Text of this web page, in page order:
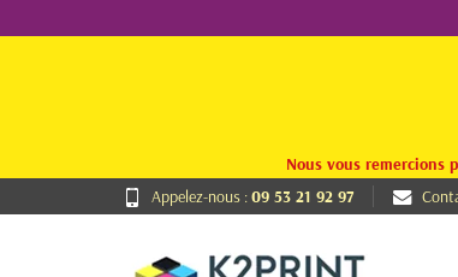
Nous vous remercions
Appelez-nous :09 53 21 92 97